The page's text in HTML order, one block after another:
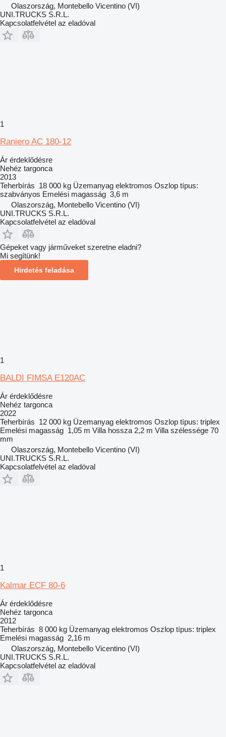
Olaszország, Montebello Vicentino (VI)
UNI.TRUCKS S.R.L.
Kapcsolatfelvétel az eladóval
1
Raniero AC 180-12
Ár érdeklődésre
Nehéz targonca
2013
Teherbírás 18 000 kg Üzemanyag elektromos Oszlop típus:
szabványos Emelési magasság 3,6 m
Olaszország, Montebello Vicentino (VI)
UNI.TRUCKS S.R.L.
Kapcsolatfelvétel az eladóval
Gépeket vagy járműveket szeretne eladni?
Mi segítünk!
Hirdetés feladása
1
BALDI FIMSA E120AC
Ár érdeklődésre
Nehéz targonca
2022
Teherbírás 12 000 kg Üzemanyag elektromos Oszlop típus: triplex
Emelési magasság 1,05 m Villa hossza 2,2 m Villa szélessége 70
mm
Olaszország, Montebello Vicentino (VI)
UNI.TRUCKS S.R.L.
Kapcsolatfelvétel az eladóval
1
Kalmar ECF 80-6
Ár érdeklődésre
Nehéz targonca
2012
Teherbírás 8 000 kg Üzemanyag elektromos Oszlop típus: triplex
Emelési magasság 2,16 m
Olaszország, Montebello Vicentino (VI)
UNI.TRUCKS S.R.L.
Kapcsolatfelvétel az eladóval